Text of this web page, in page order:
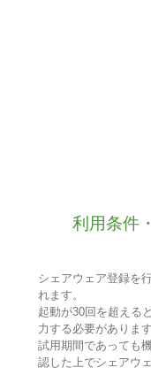
利用条件
シェアウェア登録を
れます。
起動が30回を超える
力する必要があります
試用期間であっても
認した上でシェアウ